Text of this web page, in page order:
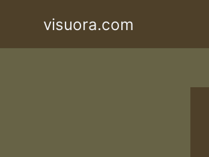
visuora.com